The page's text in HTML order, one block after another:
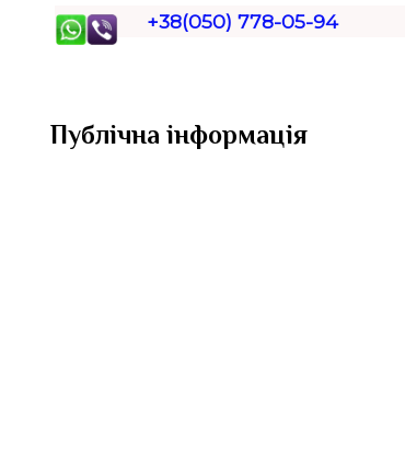
+38(050) 778-05-94
Публічна інформація